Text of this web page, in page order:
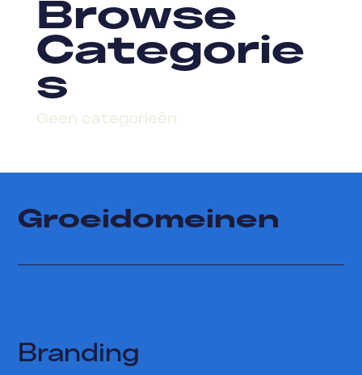
Browse
Categorie
s
Geen categorieën
Groeidomeinen
Branding